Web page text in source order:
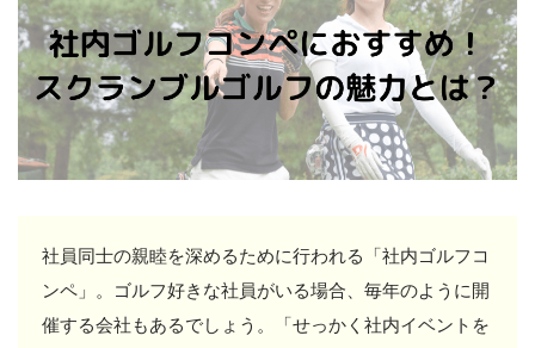
社員同士の親睦を深めるために行われる「社内ゴルフコ
ンペ」。ゴルフ好きな社員がいる場合、毎年のように開
催する会社もあるでしょう。「せっかく社内イベントを